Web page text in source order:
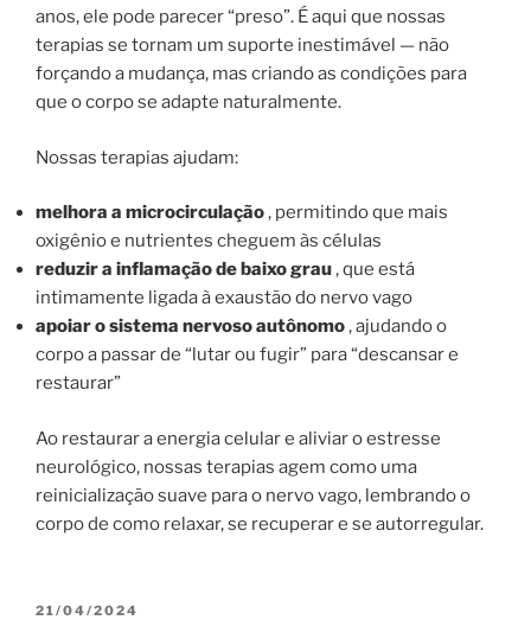
anos, ele pode parecer “preso”. É aqui que nossas
terapias se tornam um suporte inestimável — não
forçando a mudança, mas criando as condições para
que o corpo se adapte naturalmente.
Nossas terapias ajudam:
melhora a microcirculação, permitindo que mais
oxigênio e nutrientes cheguem às células
reduzir a inflamação de baixo grau, que está
intimamente ligada à exaustão do nervo vago
apoiar o sistema nervoso autônomo, ajudando o
corpo a passar de “lutar ou fugir” para “descansar e
restaurar”
Ao restaurar a energia celular e aliviar o estresse
neurológico, nossas terapias agem como uma
reinicialização suave para o nervo vago, lembrando o
corpo de como relaxar, se recuperar e se autorregular.
PUBLICADO
21/04/2024